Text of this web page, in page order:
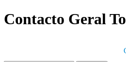
Contacto Geral